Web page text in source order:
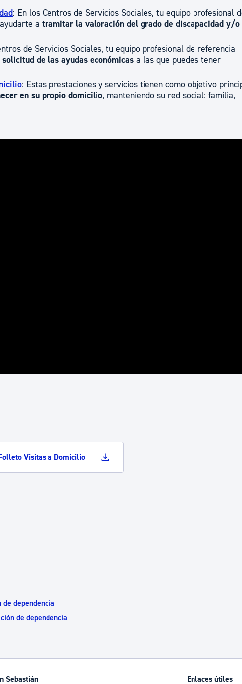
: En los Centros de Servicios Sociales, tu equipo profesional
a tramitar la valoración del grado de discapacidad y/o
de Servicios Sociales, tu equipo profesional de referencia
solicitud de las ayudas económicas a las que puedes tener
: Estas prestaciones y servicios tienen como objetivo
en su propio domicilio, manteniendo su red social: familia,
Visitas a Domicilio
dependencia
de dependencia
Sebastián Enlaces útiles